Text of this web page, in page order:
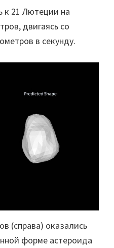
к 21 Лютеции на
двигаясь со
в секунду.
(справа) оказались
форме астероида